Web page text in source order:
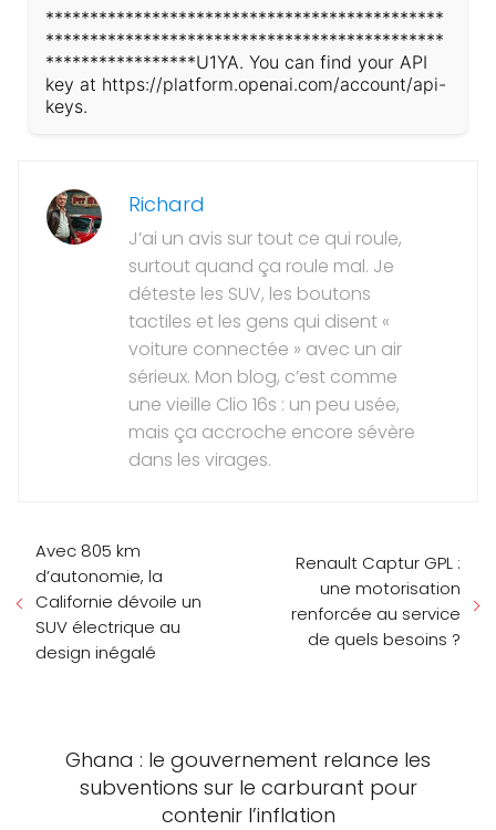
*********************************************
*********************************************
*****************U1YA. You can find your API
key at https://platform.openai.com/account/api-
keys.
Richard
J’ai un avis sur tout ce qui roule,
surtout quand ça roule mal. Je
déteste les SUV, les boutons
tactiles et les gens qui disent «
voiture connectée » avec un air
sérieux. Mon blog, c’est comme
une vieille Clio 16s : un peu usée,
mais ça accroche encore sévère
dans les virages.
Avec 805 km
d’autonomie, la
Californie dévoile un
SUV électrique au
design inégalé
Renault Captur GPL :
une motorisation
renforcée au service
de quels besoins ?
Ghana : le gouvernement relance les
subventions sur le carburant pour
contenir l’inflation